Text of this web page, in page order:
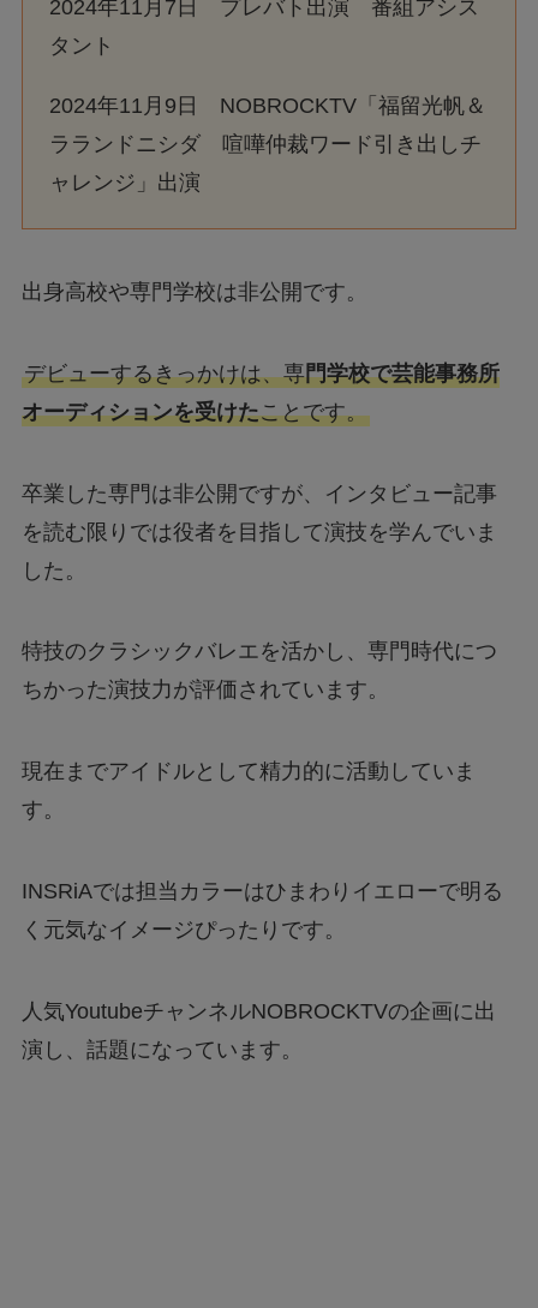
2024年11月7日 プレバト出演 番組アシス
タント
2024年11月9日 NOBROCKTV「福留光帆＆
ラランドニシダ 喧嘩仲裁ワード引き出しチ
ャレンジ」出演
出身高校や専門学校は非公開です。
デビューするきっかけは、専門学校で芸能事務所
オーディションを受けたことです。
卒業した専門は非公開ですが、インタビュー記事
を読む限りでは役者を目指して演技を学んでいま
した。
特技のクラシックバレエを活かし、専門時代につ
ちかった演技力が評価されています。
現在までアイドルとして精力的に活動していま
す。
INSRiAでは担当カラーはひまわりイエローで明る
く元気なイメージぴったりです。
人気YoutubeチャンネルNOBROCKTVの企画に出
演し、話題になっています。